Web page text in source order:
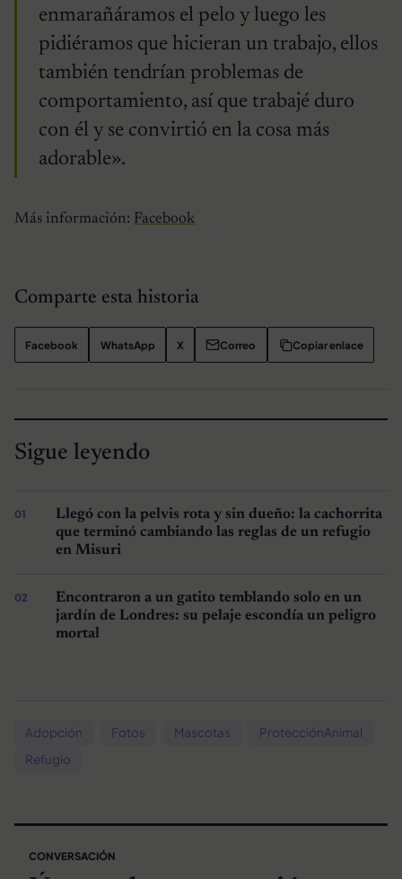
enmarañáramos el pelo y luego les
pidiéramos que hicieran un trabajo, ellos
también tendrían problemas de
comportamiento, así que trabajé duro
con él y se convirtió en la cosa más
adorable».
Más información: Facebook
Comparte esta historia
Facebook WhatsApp X Correo Copiar enlace
Sigue leyendo
Llegó con la pelvis rota y sin dueño: la cachorrita
que terminó cambiando las reglas de un refugio
en Misuri
Encontraron a un gatito temblando solo en un
jardín de Londres: su pelaje escondía un peligro
mortal
Adopción Fotos Mascotas
ProtecciónAnimal
Refugio
CONVERSACIÓN